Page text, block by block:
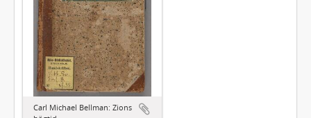
Carl Michael Bellman: Zions